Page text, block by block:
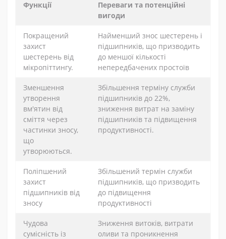
Функції
Переваги та потенційні
вигоди
Покращений
захист
шестерень від
мікропіттингу.
Найменший знос шестерень і
підшипників, що призводить
до меншої кількості
непередбачених простоїв
Зменшення
утворення
вм'ятин від
сміття через
частинки зносу,
що
утворюються.
Збільшення терміну служби
підшипників до 22%,
зниження витрат на заміну
підшипників та підвищення
продуктивності.
Поліпшений
захист
підшипників від
зносу
Збільшений термін служби
підшипників, що призводить
до підвищення
продуктивності
Чудова
сумісність із
Зниження витоків, витрати
оливи та проникнення